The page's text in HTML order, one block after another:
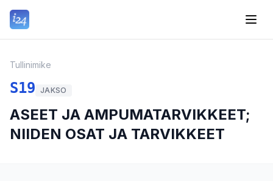
Tullinimike
S19 JAKSO
ASEET JA AMPUMATARVIKKEET;
NIIDEN OSAT JA TARVIKKEET